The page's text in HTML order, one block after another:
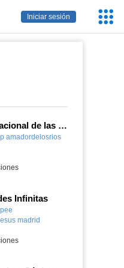
Iniciar sesión
Día internacional de las personas con discapacidad funcional
amadordelosrios
Infinitas
madrid